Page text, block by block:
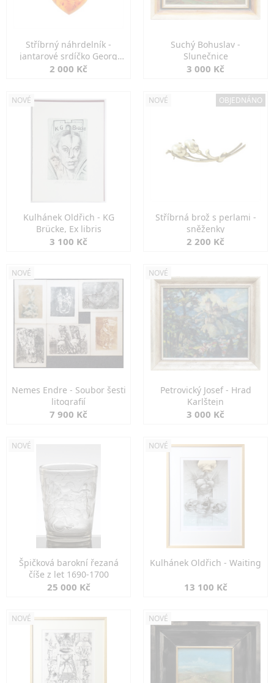
Stříbrný náhrdelník -
jantarové srdíčko Georg
Kramer
2 000 Kč
Suchý Bohuslav -
Slunečnice
3 000 Kč
NOVÉ
Kulhánek Oldřich - KG
Brücke, Ex libris
3 100 Kč
NOVÉ OBJEDNÁNO
Stříbrná brož s perlami -
sněženky
2 200 Kč
NOVÉ
Nemes Endre - Soubor šesti
litografií
7 900 Kč
NOVÉ
Petrovický Josef - Hrad
Karlštejn
3 000 Kč
NOVÉ
Špičková barokní řezaná
číše z let 1690-1700
25 000 Kč
NOVÉ
Kulhánek Oldřich - Waiting
13 100 Kč
NOVÉ NOVÉ